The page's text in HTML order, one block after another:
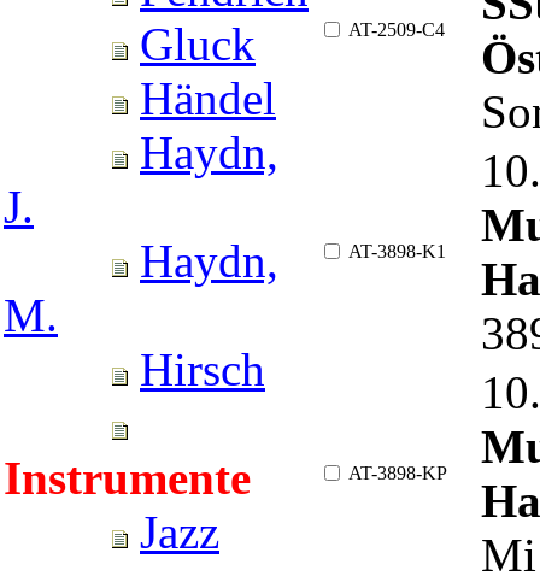
Gluck
Händel
Haydn,
J.
Haydn,
M.
Hirsch
Instrumente
Jazz
AT-2509-C4
AT-3898-K1
AT-3898-KP